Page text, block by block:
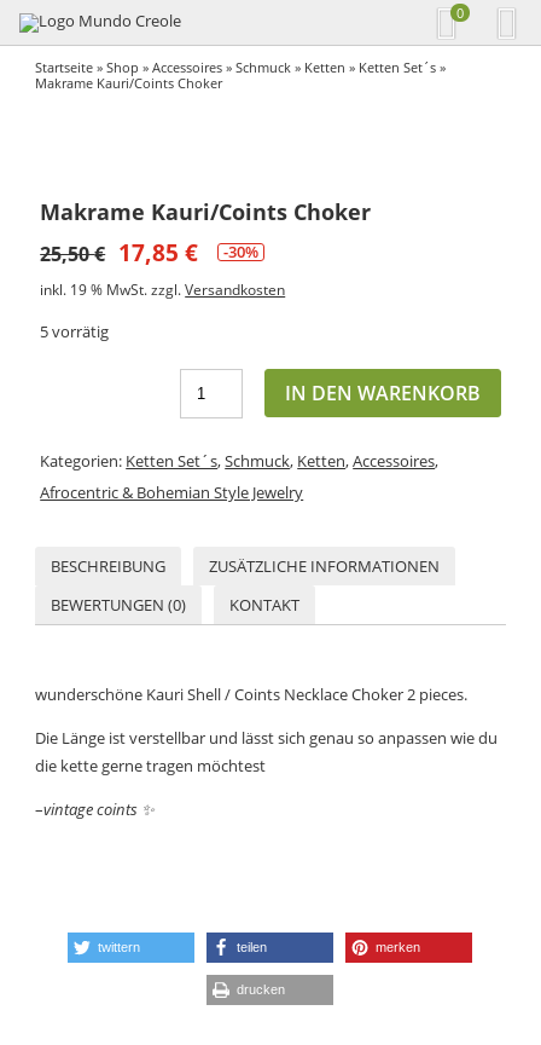
0
Startseite »Shop »Accessoires »Schmuck » Ketten » Ketten Set´s »
Makrame Kauri/Coints Choker
Makrame Kauri/Coints Choker
25,50€ 17,85€ -30%
inkl. 19 % MwSt. zzgl.Versandkosten
5 vorrätig
IN DEN WARENKORB
Kategorien: Ketten Set´s,Schmuck, Ketten,Accessoires,
Afrocentric & Bohemian Style Jewelry
BESCHREIBUNG
ZUSÄTZLICHE INFORMATIONEN
BEWERTUNGEN (0)
KONTAKT
wunderschöne Kauri Shell / Coints Necklace Choker 2 pieces.
Die Länge ist verstellbar und lässt sich genau so anpassen wie du
die kette gerne tragen möchtest
–vintage coints ✨
twittern teilen merken
drucken